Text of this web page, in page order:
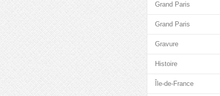
Grand Paris
Grand Paris
Gravure
Histoire
Île-de-France